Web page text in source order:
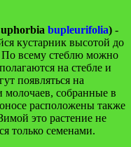
bupleurifolia) -
кустарник высотой до
всему стеблю можно
на стебле и
появляться на
молочаев, собранные в
расположены также
это растение не
только семенами.